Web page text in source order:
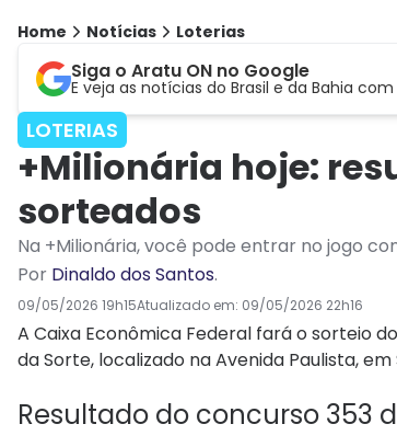
Home Notícias Loterias
Siga o Aratu ON no Google
E veja as notícias do Brasil e da Bahia
LOTERIAS
+Milionária hoje:
sorteados
Na +Milionária, você pode entrar no jogo
Por Dinaldo dos Santos.
09/05/2026 19h15Atualizado em: 09/05/2026 22h16
A Caixa Econômica Federal fará o sorteio
da Sorte, localizado na Avenida Paulista, em
Resultado do concurso 353